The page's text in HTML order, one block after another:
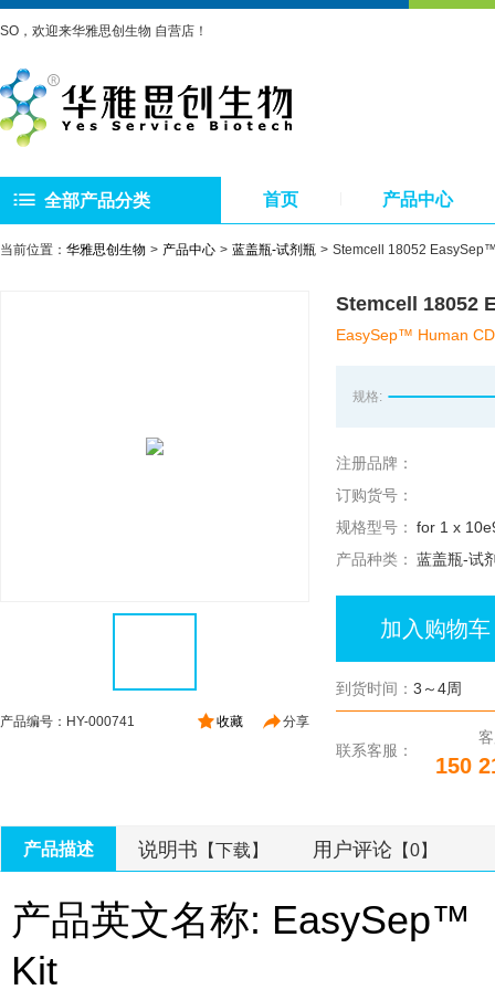
SO，欢迎来华雅思创生物 自营店！
全部产品分类 首页 产品中心
当前位置： 华雅思创生物 产品中心 蓝盖瓶-试剂瓶 Stemcell 18052
分享
收藏
产品编号：HY-000741
Stemcell 18052
EasySep™ Human
规格:
注册品牌：
订购货号：
规格型号： for 1 x
产品种类： 蓝盖瓶-试
加入购物车
到货时间： 3～4周
联系客服：
150
产品描述 说明书 【下载】 用户评论 【0】
产品英文名称: EasySep™
Kit